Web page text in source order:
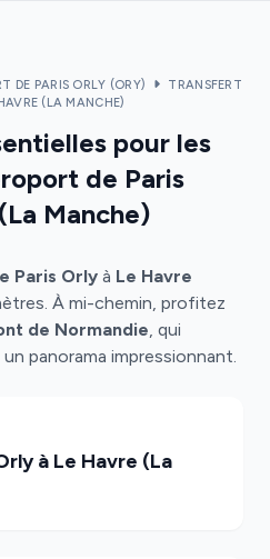
DE PARIS ORLY (ORY)
TRANSFERT
(LA MANCHE)
pour les
de Paris
Manche)
Paris Orly à Le Havre
À mi-chemin, profitez
de Normandie, qui
panorama impressionnant.
à Le Havre (La